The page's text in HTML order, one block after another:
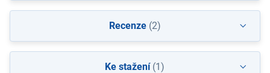
Recenze(2)
Ke stažení(1)